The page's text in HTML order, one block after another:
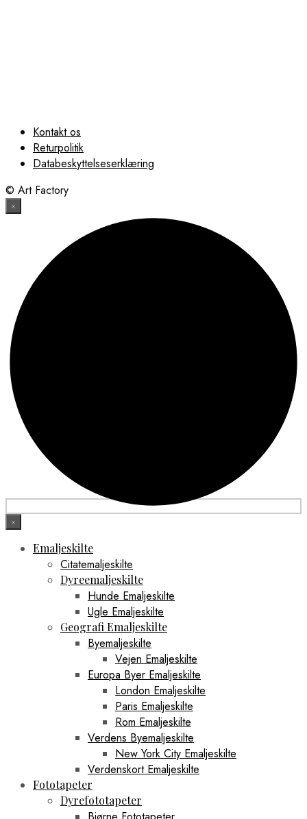
Kontakt os
Returpolitik
Databeskyttelseserklæring
© Art Factory
×
×
Emaljeskilte
Citatemaljeskilte
Dyreemaljeskilte
Hunde Emaljeskilte
Ugle Emaljeskilte
Geografi Emaljeskilte
Byemaljeskilte
Vejen Emaljeskilte
Europa Byer Emaljeskilte
London Emaljeskilte
Paris Emaljeskilte
Rom Emaljeskilte
Verdens Byemaljeskilte
New York City Emaljeskilte
Verdenskort Emaljeskilte
Fototapeter
Dyrefototapeter